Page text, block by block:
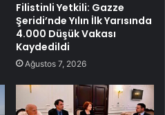
Filistinli Yetkili: Gazze
Şeridi’nde Yılın İlk Yarısında
4.000 Düşük Vakası
Kaydedildi
Ağustos 7, 2026